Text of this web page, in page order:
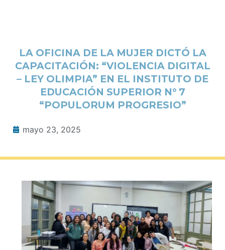
LA OFICINA DE LA MUJER DICTÓ LA
CAPACITACIÓN: “VIOLENCIA DIGITAL
– LEY OLIMPIA” EN EL INSTITUTO DE
EDUCACIÓN SUPERIOR N° 7
“POPULORUM PROGRESIO”
mayo 23, 2025